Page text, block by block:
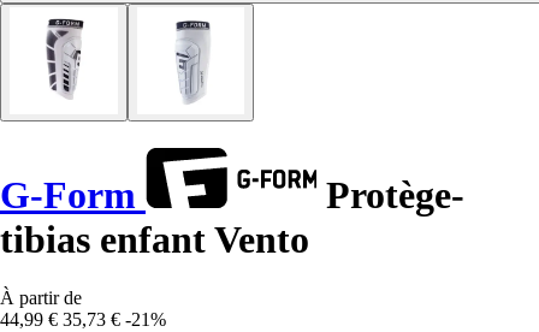
G-Form
Protège-
tibias enfant Vento
À partir de
44,99 € 35,73 € -21%